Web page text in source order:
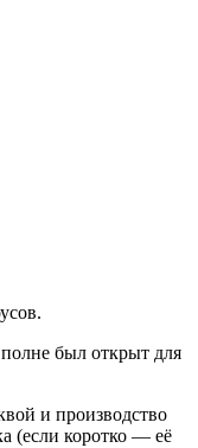
был открыт для
и производство
(если коротко — её